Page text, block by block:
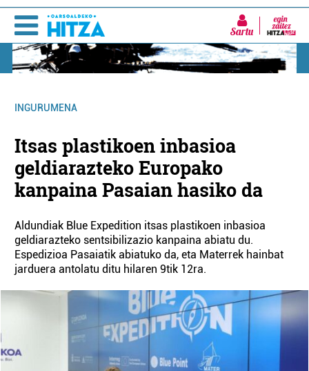
Sartu
INGURUMENA
Itsas plastikoen inbasioa
geldiarazteko Europako
kanpaina Pasaian hasiko da
Aldundiak Blue Expedition itsas plastikoen inbasioa
geldiarazteko sentsibilizazio kanpaina abiatu du.
Espedizioa Pasaiatik abiatuko da, eta Materrek hainbat
jarduera antolatu ditu hilaren 9tik 12ra.